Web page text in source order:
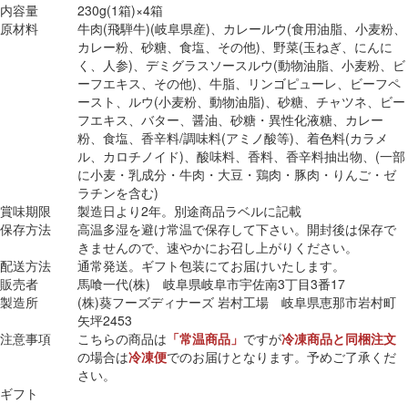
内容量
230g(1箱)×4箱
原材料
牛肉(飛騨牛)(岐阜県産)、カレールウ(食用油脂、小麦粉、
カレー粉、砂糖、食塩、その他)、野菜(玉ねぎ、にんに
く、人参)、デミグラスソースルウ(動物油脂、小麦粉、ビ
ーフエキス、その他)、牛脂、リンゴピューレ、ビーフペ
ースト、ルウ(小麦粉、動物油脂)、砂糖、チャツネ、ビー
フエキス、バター、醤油、砂糖・異性化液糖、カレー
粉、食塩、香辛料/調味料(アミノ酸等)、着色料(カラメ
ル、カロチノイド)、酸味料、香料、香辛料抽出物、(一部
に小麦・乳成分・牛肉・大豆・鶏肉・豚肉・りんご・ゼ
ラチンを含む)
賞味期限
製造日より2年。別途商品ラベルに記載
保存方法
高温多湿を避け常温で保存して下さい。開封後は保存で
きませんので、速やかにお召し上がりください。
配送方法
通常発送。ギフト包装にてお届けいたします。
販売者
馬喰一代(株) 岐阜県岐阜市宇佐南3丁目3番17
製造所
(株)葵フーズディナーズ 岩村工場 岐阜県恵那市岩村町
矢坪2453
注意事項
こちらの商品は 「常温商品」 ですが冷凍商品と同梱注文
の場合は冷凍便でのお届けとなります。予めご了承くだ
さい。
ギフト